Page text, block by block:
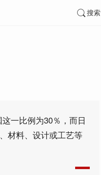
搜索
一比例为30％，而日
材料、设计或工艺等